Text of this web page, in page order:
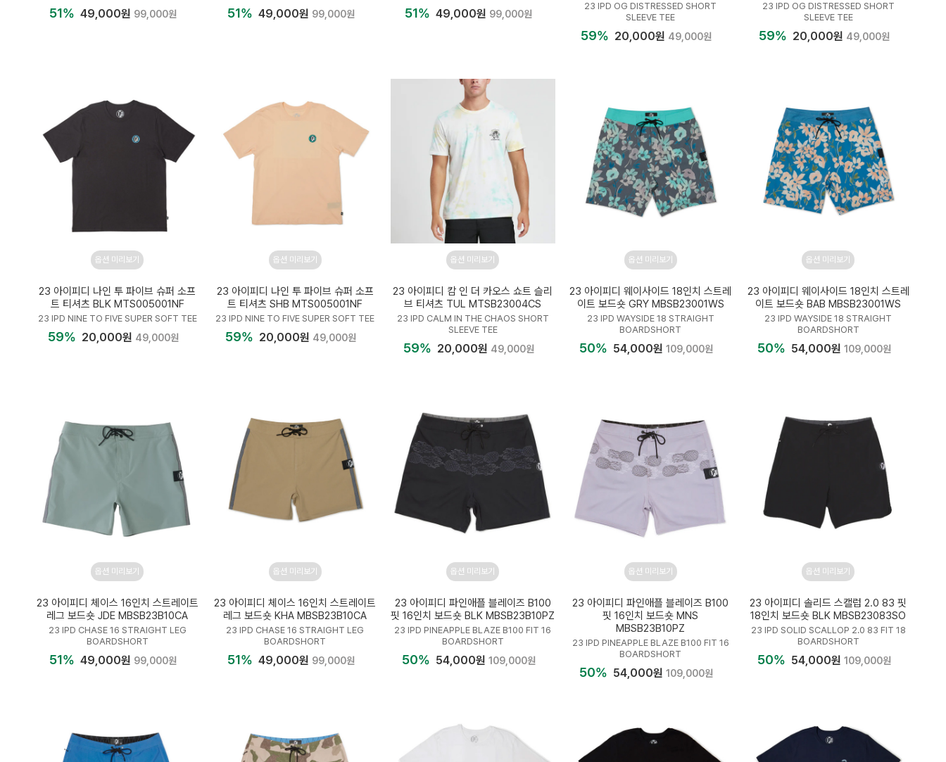
51% 49,000원 99,000원 51% 49,000원 99,000원 51% 49,000원 99,000원
23 IPD OG DISTRESSED SHORT
SLEEVE TEE
59% 20,000원 49,000원
23 IPD OG DISTRESSED SHORT
SLEEVE TEE
59% 20,000원 49,000원
옵션 미리보기
23 아이피디 나인 투 파이브 슈퍼 소프
트 티셔츠 BLK MTS005001NF
23 IPD NINE TO FIVE SUPER SOFT TEE
59% 20,000원 49,000원
옵션 미리보기
23 아이피디 나인 투 파이브 슈퍼 소프
트 티셔츠 SHB MTS005001NF
23 IPD NINE TO FIVE SUPER SOFT TEE
59% 20,000원 49,000원
옵션 미리보기
23 아이피디 캄 인 더 카오스 쇼트 슬리
브 티셔츠 TUL MTSB23004CS
23 IPD CALM IN THE CHAOS SHORT
SLEEVE TEE
59% 20,000원 49,000원
옵션 미리보기
23 아이피디 웨이사이드 18인치 스트레
이트 보드숏 GRY MBSB23001WS
23 IPD WAYSIDE 18 STRAIGHT
BOARDSHORT
50% 54,000원 109,000원
옵션 미리보기
23 아이피디 웨이사이드 18인치 스트레
이트 보드숏 BAB MBSB23001WS
23 IPD WAYSIDE 18 STRAIGHT
BOARDSHORT
50% 54,000원 109,000원
옵션 미리보기
23 아이피디 체이스 16인치 스트레이트
레그 보드숏 JDE MBSB23B10CA
23 IPD CHASE 16 STRAIGHT LEG
BOARDSHORT
51% 49,000원 99,000원
옵션 미리보기
23 아이피디 체이스 16인치 스트레이트
레그 보드숏 KHA MBSB23B10CA
23 IPD CHASE 16 STRAIGHT LEG
BOARDSHORT
51% 49,000원 99,000원
옵션 미리보기
23 아이피디 파인애플 블레이즈 B100
핏 16인치 보드숏 BLK MBSB23B10PZ
23 IPD PINEAPPLE BLAZE B100 FIT 16
BOARDSHORT
50% 54,000원 109,000원
옵션 미리보기
23 아이피디 파인애플 블레이즈 B100
핏 16인치 보드숏 MNS
MBSB23B10PZ
23 IPD PINEAPPLE BLAZE B100 FIT 16
BOARDSHORT
50% 54,000원 109,000원
옵션 미리보기
23 아이피디 솔리드 스캘럽 2.0 83 핏
18인치 보드숏 BLK MBSB23083SO
23 IPD SOLID SCALLOP 2.0 83 FIT 18
BOARDSHORT
50% 54,000원 109,000원